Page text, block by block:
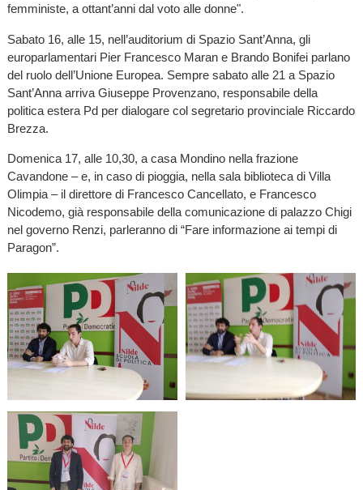
femministe, a ottant’anni dal voto alle donne".
Sabato 16, alle 15, nell’auditorium di Spazio Sant’Anna, gli
europarlamentari Pier Francesco Maran e Brando Bonifei parlano
del ruolo dell’Unione Europea. Sempre sabato alle 21 a Spazio
Sant’Anna arriva Giuseppe Provenzano, responsabile della
politica estera Pd per dialogare col segretario provinciale Riccardo
Brezza.
Domenica 17, alle 10,30, a casa Mondino nella frazione
Cavandone – e, in caso di pioggia, nella sala biblioteca di Villa
Olimpia – il direttore di Francesco Cancellato, e Francesco
Nicodemo, già responsabile della comunicazione di palazzo Chigi
nel governo Renzi, parleranno di “Fare informazione ai tempi di
Paragon”.